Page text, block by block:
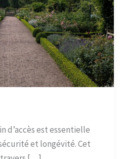
d’accès est essentielle
et longévité. Cet